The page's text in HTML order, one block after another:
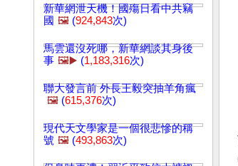
新華網泄天機！國殤日看中共竊
國 🖼️ (924,843次)
馬雲還沒死哪，新華網談其身後
事 🖼️▶️ (1,183,316次)
聯大發言前 外長王毅突抽羊角瘋
🖼️ (615,376次)
現代天文學家是一個很悲慘的稱
號 🖼️ (493,863次)